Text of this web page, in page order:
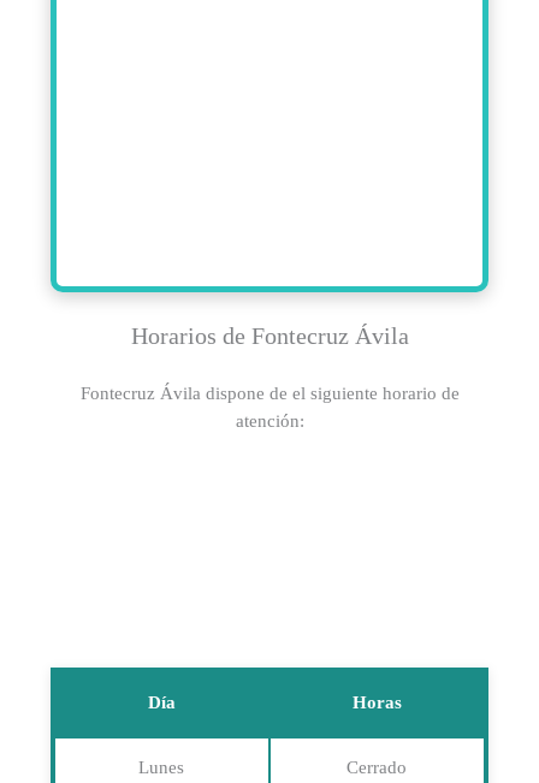
Horarios de Fontecruz Ávila
Fontecruz Ávila dispone de el siguiente horario de
atención:
Día Horas
Lunes Cerrado